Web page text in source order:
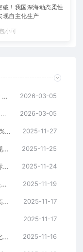
破！我国深海动态柔性
现自主化生产
小可
imToken钱包下载后第一件事怎么做？安全备份助记词是关键 2026-03-05
imToken 2.0国际版社交功能详解：如何通过好友找回钱包？ 2026-03-05
MIT新研究：AI已经可以取代美国11.7%劳动力 2025-11-27
重大突破！我国深海动态柔性立管实现自主化生产 2025-11-25
一级致癌物！廉价合金首饰镉元素超标9000多倍 2025-11-24
保温杯里放这几样东西秒变“炸弹”：很多人都在做 2025-11-19
中芯国际：存储行业供应存在缺口，高价位态势将持续 2025-11-17
2025-11-17
首次！中国在全球科研城市十强中占比超半 2025-11-16